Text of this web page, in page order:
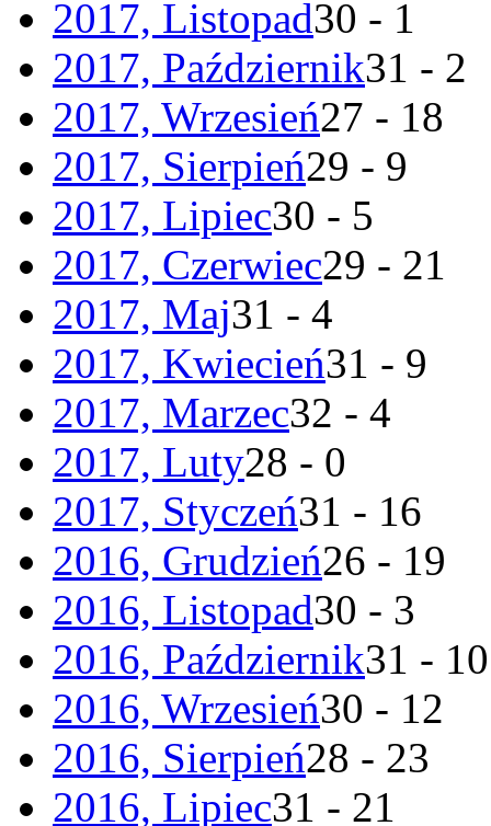
2017, Listopad30 - 1
2017, Październik31 - 2
2017, Wrzesień27 - 18
2017, Sierpień29 - 9
2017, Lipiec30 - 5
2017, Czerwiec29 - 21
2017, Maj31 - 4
2017, Kwiecień31 - 9
2017, Marzec32 - 4
2017, Luty28 - 0
2017, Styczeń31 - 16
2016, Grudzień26 - 19
2016, Listopad30 - 3
2016, Październik31 - 10
2016, Wrzesień30 - 12
2016, Sierpień28 - 23
2016, Lipiec31 - 21